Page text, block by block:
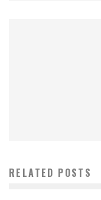
RELATED POSTS